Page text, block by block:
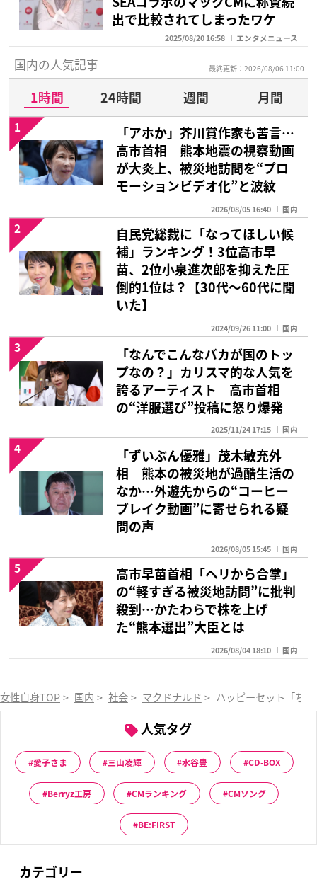
出で比較されてしまったワケ
2025/08/20 16:58 エンタメニュース
国内の人気記事 最終更新：2026/08/06 11:00
1時間 24時間 週間
月間
「アホか」芥川賞作家も苦言…
高市首相 熊本地震の視察動画
が大炎上、被災地訪問を“プロ
モーションビデオ化”と波紋
2026/08/05 16:40 国内
1
自民党総裁に「なってほしい候
補」ランキング！3位高市早
苗、2位小泉進次郎を抑えた圧
倒的1位は？【30代〜60代に聞
いた】
2024/09/26 11:00 国内
2
「なんでこんなバカが国のトッ
プなの？」カリスマ的な人気を
誇るアーティスト 高市首相
の“洋服選び”投稿に怒り爆発
2025/11/24 17:15 国内
3
「ずいぶん優雅」茂木敏充外
相 熊本の被災地が過酷生活の
なか…外遊先からの“コーヒー
ブレイク動画”に寄せられる疑
問の声
2026/08/05 15:45 国内
4
高市早苗首相「ヘリから合掌」
の“軽すぎる被災地訪問”に批判
殺到…かたわらで株を上げ
た“熊本選出”大臣とは
2026/08/04 18:10 国内
5
女性自身TOP > 国内 > 社会 > マクドナルド > ハッピーセット「ち
人気タグ
愛子さま 三山凌輝 水谷豊 CD-BOX
Berryz工房 CMランキング CMソング
BE:FIRST
カテゴリー